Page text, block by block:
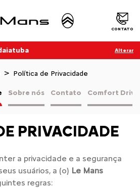
CONTATO
Alterar
Política de Privacidade
Sobre nós Contato Comfort Drive
PRIVACIDADE
a privacidade e a segurança
usuários, a (o) Le Mans
regras: